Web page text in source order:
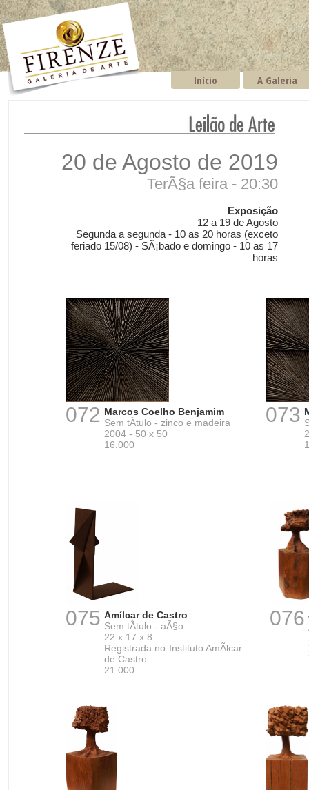
Início A Galeria
20 de Agosto de 2019
TerÃ§a feira - 20:30
Exposição
12 a 19 de Agosto
Segunda a segunda - 10 as 20 horas (exceto
feriado 15/08) - SÃ¡bado e domingo - 10 as 17
horas
072 Marcos Coelho Benjamim
Sem tÃ­tulo - zinco e madeira
2004 - 50 x 50
16.000
073
075 Amílcar de Castro
Sem tÃ­tulo - aÃ§o
22 x 17 x 8
Registrada no Instituto AmÃ­lcar
de Castro
21.000
076